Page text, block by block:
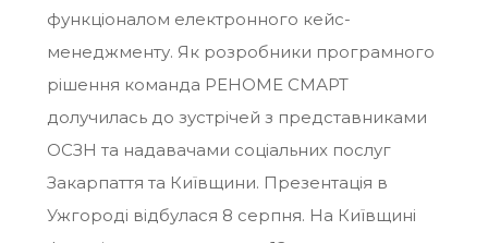
функціоналом електронного кейс-
менеджменту. Як розробники програмного
рішення команда РЕНОМЕ СМАРТ
долучилась до зустрічей з представниками
ОСЗН та надавачами соціальних послуг
Закарпаття та Київщини. Презентація в
Ужгороді відбулася 8 серпня. На Київщині